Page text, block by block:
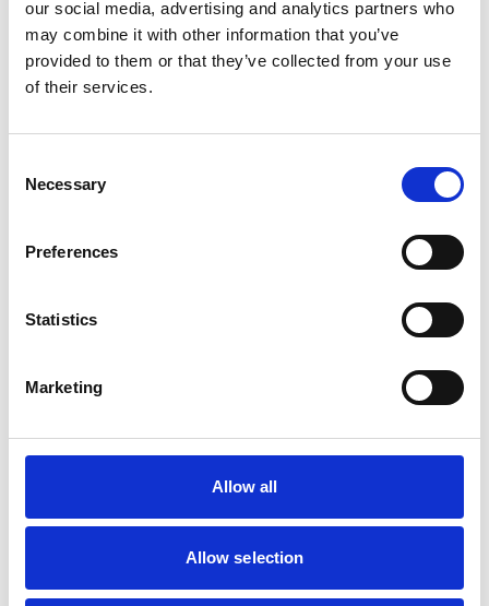
our social media, advertising and analytics partners who
may combine it with other information that you’ve
provided to them or that they’ve collected from your use
of their services.
Selection
Necessary
Preferences
Statistics
Marketing
Allow all
Allow selection
Gerelateerde producten
DoggyCare Odor Remover
In winkelwagen
DoggyCare Wound Care
100ml
Niet op voorraad